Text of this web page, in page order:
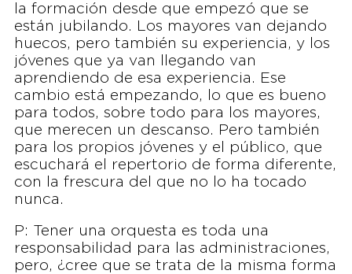
la formación desde que empezó que se
están jubilando. Los mayores van dejando
huecos, pero también su experiencia, y los
jóvenes que ya van llegando van
aprendiendo de esa experiencia. Ese
cambio está empezando, lo que es bueno
para todos, sobre todo para los mayores,
que merecen un descanso. Pero también
para los propios jóvenes y el público, que
escuchará el repertorio de forma diferente,
con la frescura del que no lo ha tocado
nunca.
P: Tener una orquesta es toda una
responsabilidad para las administraciones,
pero, ¿cree que se trata de la misma forma